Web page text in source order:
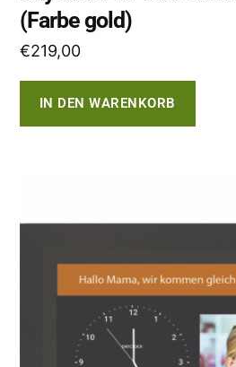
(Farbe gold)
€219,00
IN DEN WARENKORB